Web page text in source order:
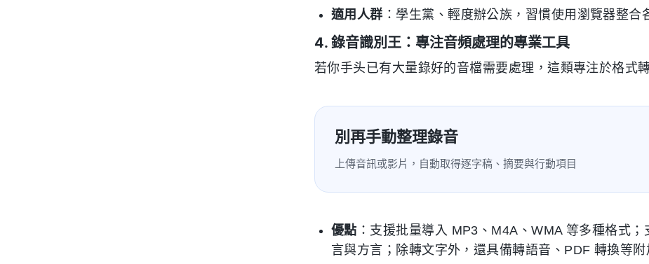
適用人群 ：學生黨、輕度辦公族，習慣使用瀏覽器整合
4. 錄音識別王：專注音頻處理的專業工具
若你手头已有大量錄好的音檔需要處理，這類專注於格式
別再手動整理錄音
上傳音訊或影片，自動取得逐字稿、摘要與行動項目
優點 ：支援批量導入 MP3、M4A、WMA 等多種格式
言與方言；除轉文字外，還具備轉語音、PDF 轉換等附